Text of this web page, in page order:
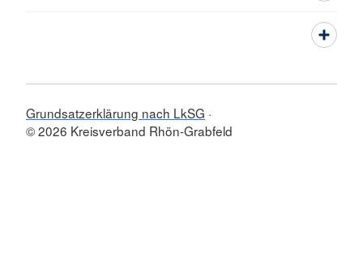
Grundsatzerklärung nach LkSG
© 2026 Kreisverband Rhön-Grabfeld